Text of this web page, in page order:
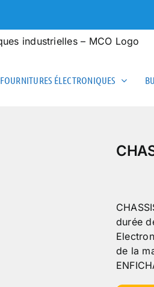
FOURNITURES ÉLECTRONIQUES
durée
de la